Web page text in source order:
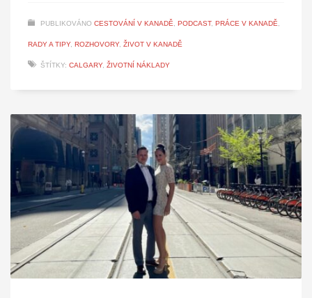
PUBLIKOVÁNO CESTOVÁNÍ V KANADĚ, PODCAST, PRÁCE V KANADĚ,
RADY A TIPY, ROZHOVORY, ŽIVOT V KANADĚ
ŠTÍTKY: CALGARY, ŽIVOTNÍ NÁKLADY